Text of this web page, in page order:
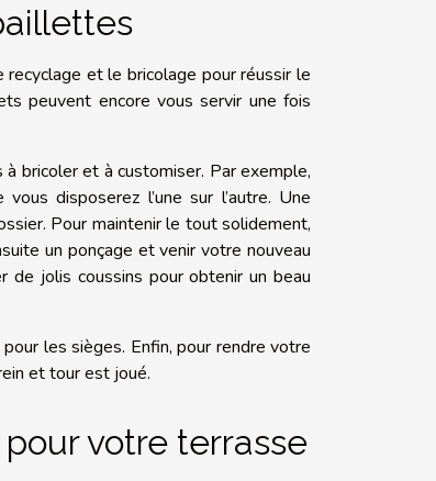
recyclage et le bricolage pour réussir le
peuvent encore vous servir une fois
bricoler et à customiser. Par exemple,
disposerez l’une sur l’autre. Une
Pour maintenir le tout solidement,
un ponçage et venir votre nouveau
de jolis coussins pour obtenir un beau
les sièges. Enfin, pour rendre votre
et tour est joué.
votre terrasse